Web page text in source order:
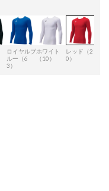
ロイヤルブ
ルー（6
3）
ホワイト
（10）
レッド（2
0）